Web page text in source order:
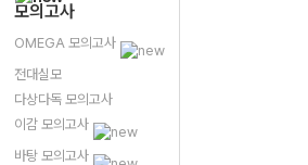
모의고사
OMEGA 모의고사
전대실모
다상다독 모의고사
이감 모의고사
바탕 모의고사